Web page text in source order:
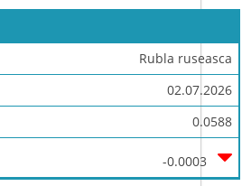
Rubla ruseasca
02.07.2026
0.0588
-0.0003